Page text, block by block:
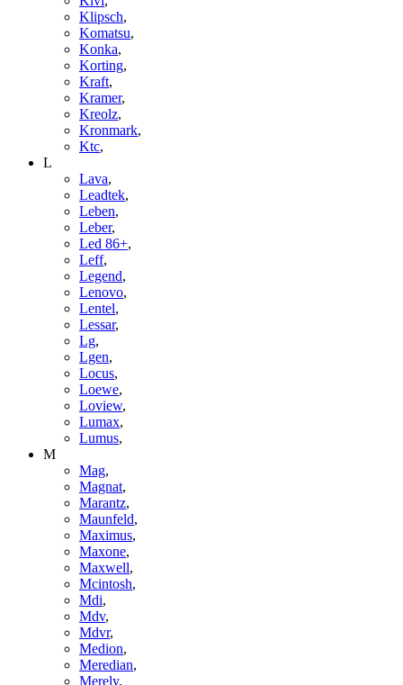
Klipsch,
Komatsu,
Konka,
Korting,
Kraft,
Kramer,
Kreolz,
Kronmark,
Ktc,
L
Lava,
Leadtek,
Leben,
Leber,
Led 86+,
Leff,
Legend,
Lenovo,
Lentel,
Lessar,
Lg,
Lgen,
Locus,
Loewe,
Loview,
Lumax,
Lumus,
M
Mag,
Magnat,
Marantz,
Maunfeld,
Maximus,
Maxone,
Maxwell,
Mcintosh,
Mdi,
Mdv,
Mdvr,
Medion,
Meredian,
Merely,